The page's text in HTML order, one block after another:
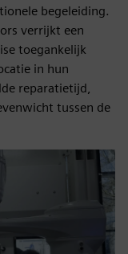
begeleiding.
verrijkt een
toegankelijk
in hun
reparatietijd,
tussen de